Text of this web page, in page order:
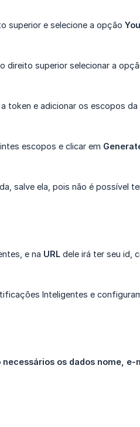
superior e selecione a opção
direito superior selecionar a
token e adicionar os escopos da
escopos e clicar em
salve ela, pois não é possível
e na URL dele irá ter seu id,
Inteligentes e
os dados nome,